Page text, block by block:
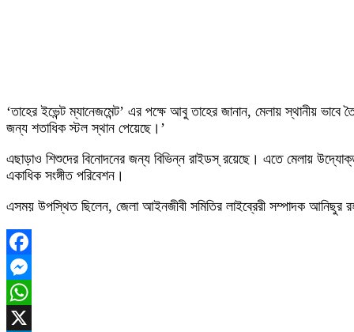
‘তাহের ইভেন্ট ম্যানেজমেন্ট’ এর পক্ষে আবু তাহের জানান, মেলায় স্থানীয়
জন্য শতাধিক স্টল স্থান পেয়েছে।’
এছাড়াও শিশুদের বিনোদনের জন্য বিভিন্ন রাইডস্ রয়েছে। এতে মেলায়
একাধিক সংঙ্গীত পরিবেশন।
এসময় উপস্থিত ছিলেন, জেলা আইনজীবী সমিতির লাইব্রেরী সম্পাদক আনিছুর
Facebook
Messenger
WhatsApp